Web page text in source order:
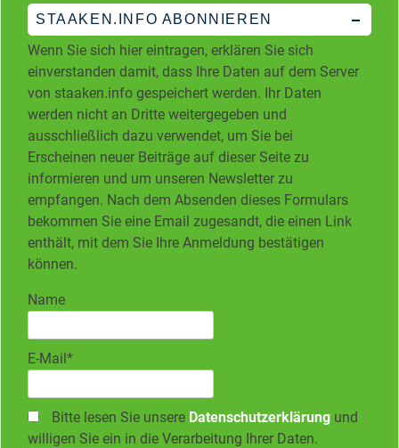
STAAKEN.INFO ABONNIEREN
Wenn Sie sich hier eintragen, erklären Sie sich
einverstanden damit, dass Ihre Daten auf dem Server
von staaken.info gespeichert werden. Ihr Daten
werden nicht an Dritte weitergegeben und
ausschließlich dazu verwendet, um Sie bei
Erscheinen neuer Beiträge auf dieser Seite zu
informieren und um unseren Newsletter zu
empfangen. Nach dem Absenden dieses Formulars
bekommen Sie eine Email zugesandt, die einen Link
enthält, mit dem Sie Ihre Anmeldung bestätigen
können.
Name
E-Mail*
Bitte lesen Sie unsere Datenschutzerklärung und
willigen Sie ein in die Verarbeitung Ihrer Daten.